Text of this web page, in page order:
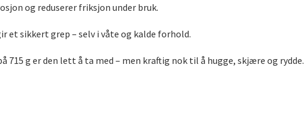
og reduserer friksjon under bruk.
et sikkert grep – selv i våte og kalde forhold.
715 g er den lett å ta med – men kraftig nok til å hugge, skjære og rydde.